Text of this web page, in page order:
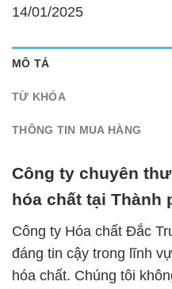
14/01/2025
MÔ TẢ
TỪ KHÓA
THÔNG TIN MUA HÀNG
Công ty chuyên
hóa chất tại Thành
Công ty Hóa chất Đắc
đáng tin cậy trong lĩnh
hóa chất. Chúng tôi